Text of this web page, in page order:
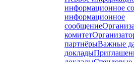
информационное
информационное
сообщение
комитет
партнёрыВажные
доклады